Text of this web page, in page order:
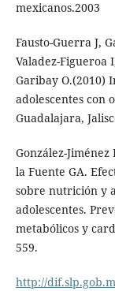
mexicanos.2003
Fausto-Guerra J,
Valadez-Figueroa
Garibay O.(2010)
adolescentes con
Guadalajara,
González-Jiménez
la Fuente GA.
sobre nutrición y
adolescentes.
metabólicos y
559.
http://